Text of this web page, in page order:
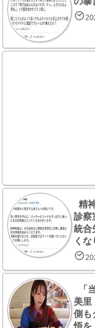
精
診察
統合
くな
「
美里
側も
悟を